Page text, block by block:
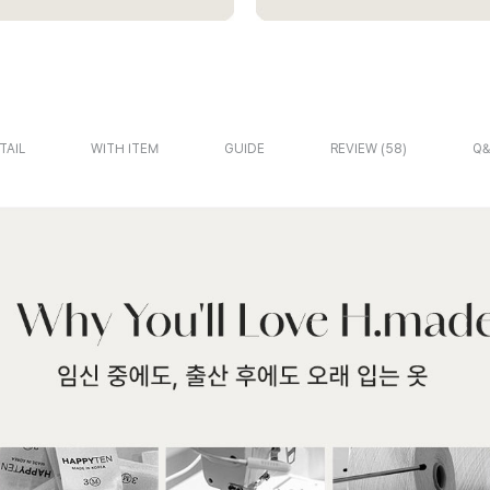
WITH ITEM GUIDE REVIEW 58